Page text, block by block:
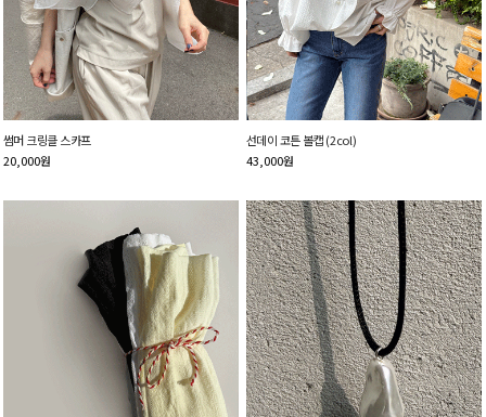
썸머 크링클 스카프
20,000원
선데이 코튼 볼캡 (2col)
43,000원